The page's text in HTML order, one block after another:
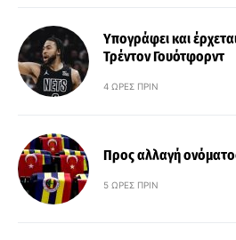
Υπογράφει και
Τρέντον Γουότφορντ
4 ΏΡΕΣ ΠΡΙΝ
Προς αλλαγή
5 ΏΡΕΣ ΠΡΙΝ